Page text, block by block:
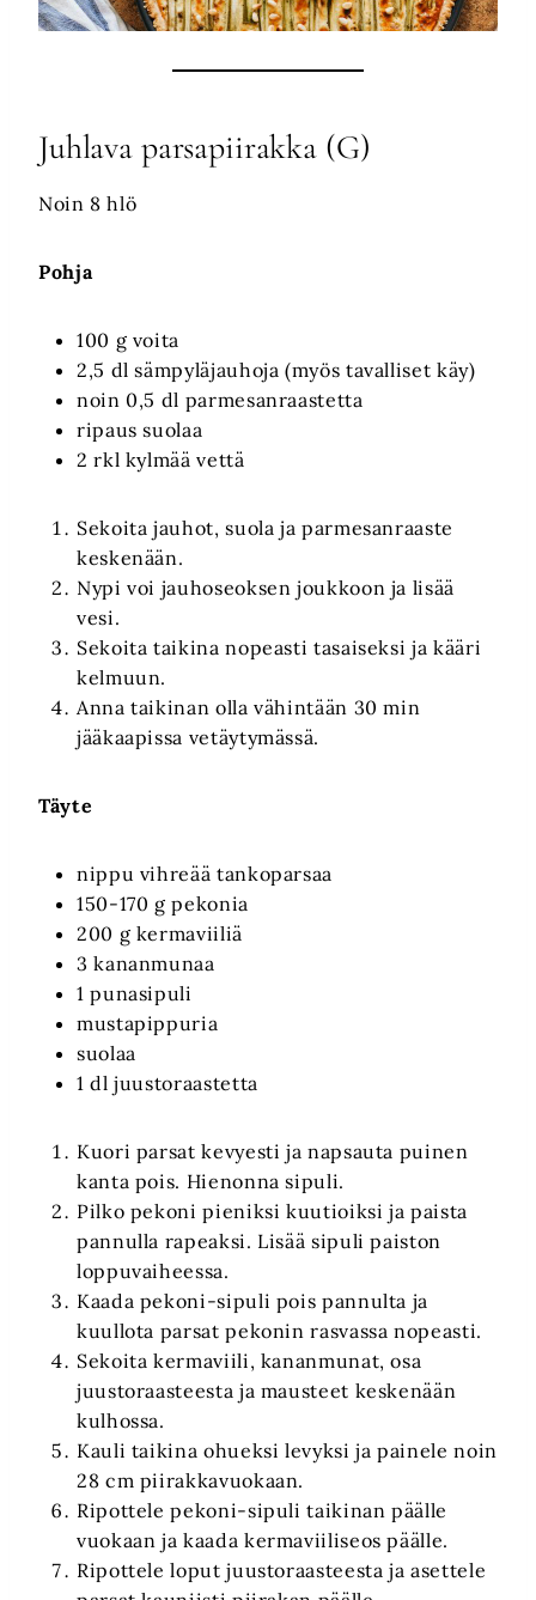
Juhlava parsapiirakka (G)
Noin 8 hlö
Pohja
100 g voita
2,5 dl sämpyläjauhoja (myös tavalliset käy)
noin 0,5 dl parmesanraastetta
ripaus suolaa
2 rkl kylmää vettä
Sekoita jauhot, suola ja parmesanraaste
keskenään.
Nypi voi jauhoseoksen joukkoon ja lisää
vesi.
Sekoita taikina nopeasti tasaiseksi ja kääri
kelmuun.
Anna taikinan olla vähintään 30 min
jääkaapissa vetäytymässä.
Täyte
nippu vihreää tankoparsaa
150-170 g pekonia
200 g kermaviiliä
3 kananmunaa
1 punasipuli
mustapippuria
suolaa
1 dl juustoraastetta
Kuori parsat kevyesti ja napsauta puinen
kanta pois. Hienonna sipuli.
Pilko pekoni pieniksi kuutioiksi ja paista
pannulla rapeaksi. Lisää sipuli paiston
loppuvaiheessa.
Kaada pekoni-sipuli pois pannulta ja
kuullota parsat pekonin rasvassa nopeasti.
Sekoita kermaviili, kananmunat, osa
juustoraasteesta ja mausteet keskenään
kulhossa.
Kauli taikina ohueksi levyksi ja painele noin
28 cm piirakkavuokaan.
Ripottele pekoni-sipuli taikinan päälle
vuokaan ja kaada kermaviiliseos päälle.
Ripottele loput juustoraasteesta ja asettele